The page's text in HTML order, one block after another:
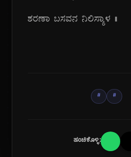
ಶರಣಾ ಬಸವನ ನಿಲಿಸ್ಯಾಳ ||
# #
ಹಂಚಿಕೊಳ್ಳಿ: